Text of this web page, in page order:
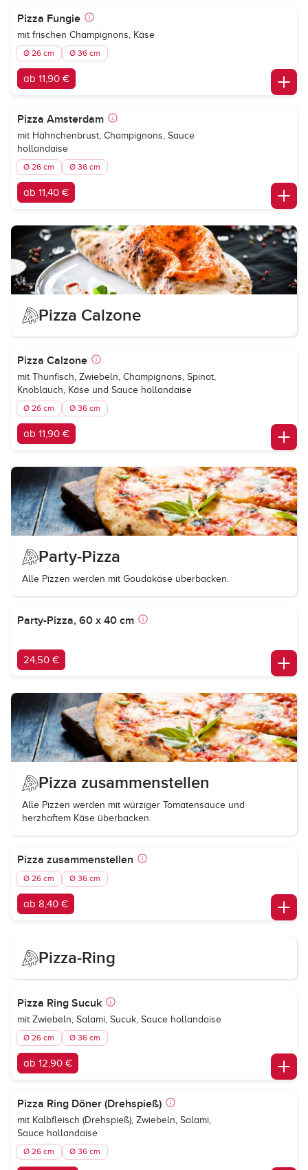
Pizza Fungie
mit frischen Champignons, Käse
Ø 26 cm Ø 36 cm
ab 11,90 €
Pizza Amsterdam
mit Hähnchenbrust, Champignons, Sauce
hollandaise
Ø 26 cm Ø 36 cm
ab 11,40 €
Pizza Calzone
Pizza Calzone
mit Thunfisch, Zwiebeln, Champignons, Spinat,
Knoblauch, Käse und Sauce hollandaise
Ø 26 cm Ø 36 cm
ab 11,90 €
Party-Pizza
Alle Pizzen werden mit Goudakäse überbacken.
Party-Pizza, 60 x 40 cm
24,50 €
Pizza zusammenstellen
Alle Pizzen werden mit würziger Tomatensauce und
herzhaftem Käse überbacken.
Pizza zusammenstellen
Ø 26 cm Ø 36 cm
ab 8,40 €
Pizza-Ring
Pizza Ring Sucuk
mit Zwiebeln, Salami, Sucuk, Sauce hollandaise
Ø 26 cm Ø 36 cm
ab 12,90 €
Pizza Ring Döner (Drehspieß)
mit Kalbfleisch (Drehspieß), Zwiebeln, Salami,
Sauce hollandaise
Ø 26 cm Ø 36 cm